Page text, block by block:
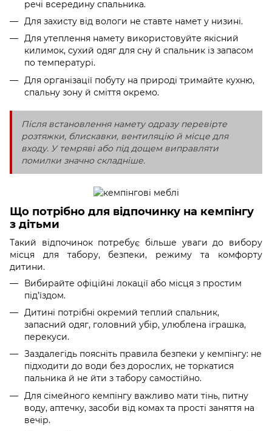
речі всередину спальника.
Для захисту від вологи не ставте намет у низині.
Для утеплення намету використовуйте якісний
килимок, сухий одяг для сну й спальник із запасом
по температурі.
Для організації побуту на природі тримайте кухню,
спальну зону й сміття окремо.
Після встановлення намету одразу перевірте
розтяжки, блискавки, вентиляцію й місце для
входу. У темряві або під дощем виправляти
помилки значно складніше.
Що потрібно для відпочинку на кемпінгу
з дітьми
Такий відпочинок потребує більше уваги до вибору
місця для табору, безпеки, режиму та комфорту
дитини.
Вибирайте офіційні локації або місця з простим
під’їздом.
Дитині потрібні окремий теплий спальник,
запасний одяг, головний убір, улюблена іграшка,
перекуси.
Заздалегідь поясніть правила безпеки у кемпінгу: не
підходити до води без дорослих, не торкатися
пальника й не йти з табору самостійно.
Для сімейного кемпінгу важливо мати тінь, питну
воду, аптечку, засоби від комах та прості заняття на
вечір.